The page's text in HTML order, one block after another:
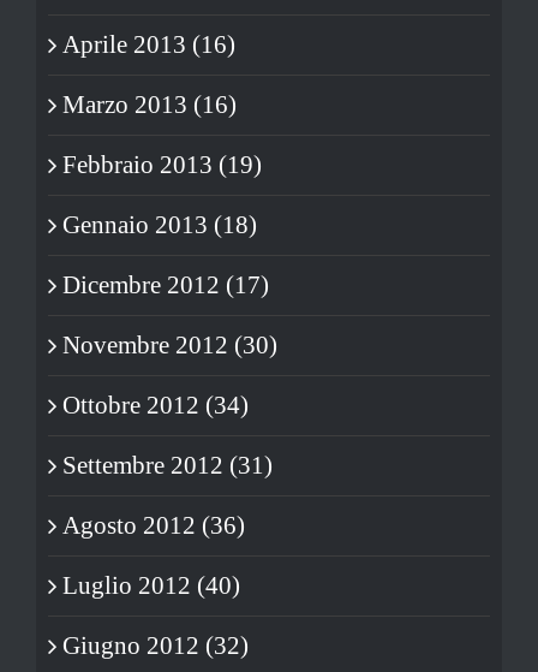
Aprile 2013 (16)
Marzo 2013 (16)
Febbraio 2013 (19)
Gennaio 2013 (18)
Dicembre 2012 (17)
Novembre 2012 (30)
Ottobre 2012 (34)
Settembre 2012 (31)
Agosto 2012 (36)
Luglio 2012 (40)
Giugno 2012 (32)